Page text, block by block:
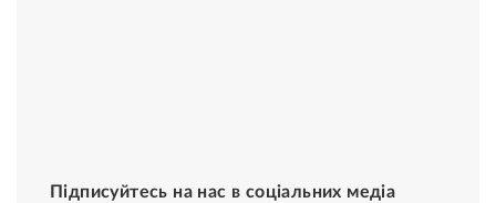
Підписуйтесь на нас в соціальних медіа